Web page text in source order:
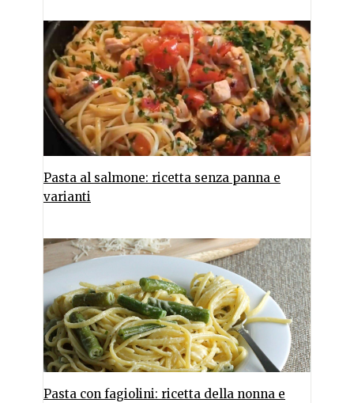
Pasta al salmone: ricetta senza panna e
varianti
Pasta con fagiolini: ricetta della nonna e